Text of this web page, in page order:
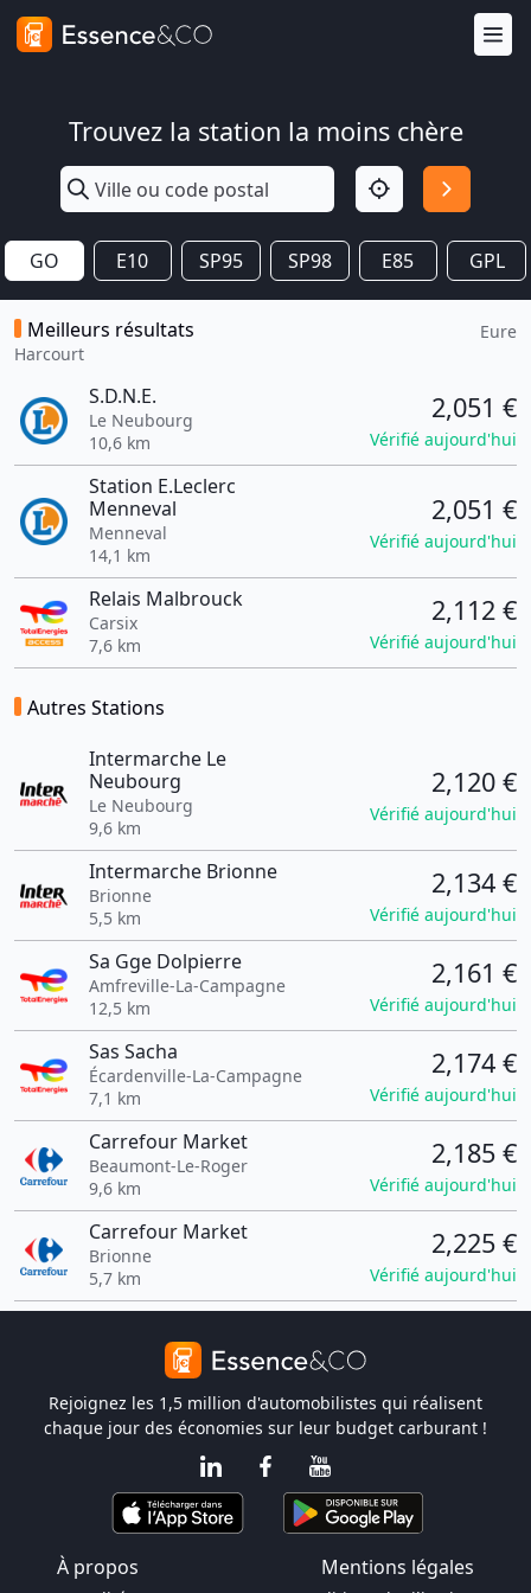
Trouvez la station la moins chère
GO E10 SP95 SP98 E85 GPL
Meilleurs résultats
Harcourt
Eure
S.D.N.E.
Le Neubourg
10,6 km
2,051 €
Vérifié aujourd'hui
Station E.Leclerc
Menneval
Menneval
14,1 km
2,051 €
Vérifié aujourd'hui
Relais Malbrouck
Carsix
7,6 km
2,112 €
Vérifié aujourd'hui
Autres Stations
Intermarche Le
Neubourg
Le Neubourg
9,6 km
2,120 €
Vérifié aujourd'hui
Intermarche Brionne
Brionne
5,5 km
2,134 €
Vérifié aujourd'hui
Sa Gge Dolpierre
Amfreville-La-Campagne
12,5 km
2,161 €
Vérifié aujourd'hui
Sas Sacha
Écardenville-La-Campagne
7,1 km
2,174 €
Vérifié aujourd'hui
Carrefour Market
Beaumont-Le-Roger
9,6 km
2,185 €
Vérifié aujourd'hui
Carrefour Market
Brionne
5,7 km
2,225 €
Vérifié aujourd'hui
Rejoignez les 1,5 million d'automobilistes qui réalisent
chaque jour des économies sur leur budget carburant !
À propos Mentions légales